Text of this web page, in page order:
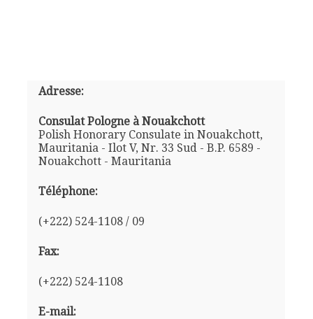
Adresse:
Consulat Pologne à Nouakchott
Polish Honorary Consulate in Nouakchott,
Mauritania - Ilot V, Nr. 33 Sud - B.P. 6589 -
Nouakchott - Mauritania
Téléphone:
(+222) 524-1108 / 09
Fax:
(+222) 524-1108
E-mail: